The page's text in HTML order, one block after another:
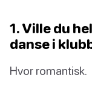
1. Ville du
danse i
Hvor romantisk.